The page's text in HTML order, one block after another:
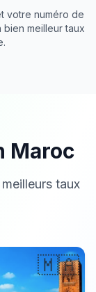
votre numéro de
meilleur taux
Maroc
taux
🇲🇦